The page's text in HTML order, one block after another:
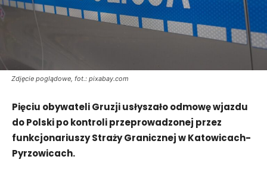
Zdjęcie poglądowe, fot.: pixabay.com
Pięciu obywateli Gruzji usłyszało odmowę wjazdu
do Polski po kontroli przeprowadzonej przez
funkcjonariuszy Straży Granicznej w Katowicach-
Pyrzowicach.